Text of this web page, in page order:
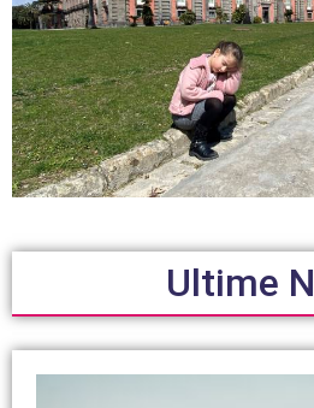
Ultime